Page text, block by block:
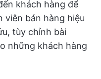
khách hàng để
viên bán hàng hiệu
tùy chỉnh bài
những khách hàng